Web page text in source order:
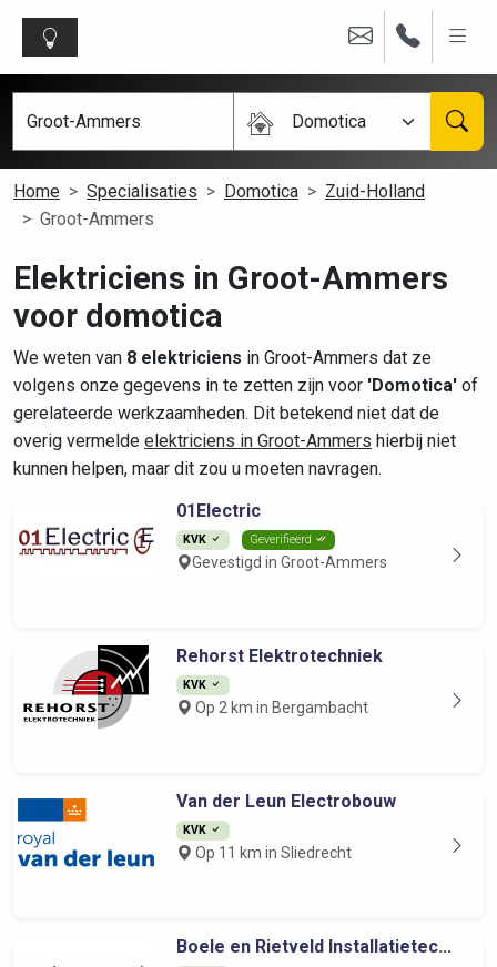
Domotica
Home Specialisaties Domotica
Zuid-Holland
Groot-Ammers
Elektriciens in Groot-Ammers
voor domotica
We weten van 8 elektriciens in Groot-Ammers dat ze
volgens onze gegevens in te zetten zijn voor 'Domotica' of
gerelateerde werkzaamheden. Dit betekend niet dat de
overig vermelde elektriciens in Groot-Ammers hierbij niet
kunnen helpen, maar dit zou u moeten navragen.
01Electric
KVK Geverifieerd
Gevestigd in Groot-Ammers
Rehorst Elektrotechniek
KVK
Op 2 km in Bergambacht
Van der Leun Electrobouw
KVK
Op 11 km in Sliedrecht
Boele en Rietveld Installatietec...